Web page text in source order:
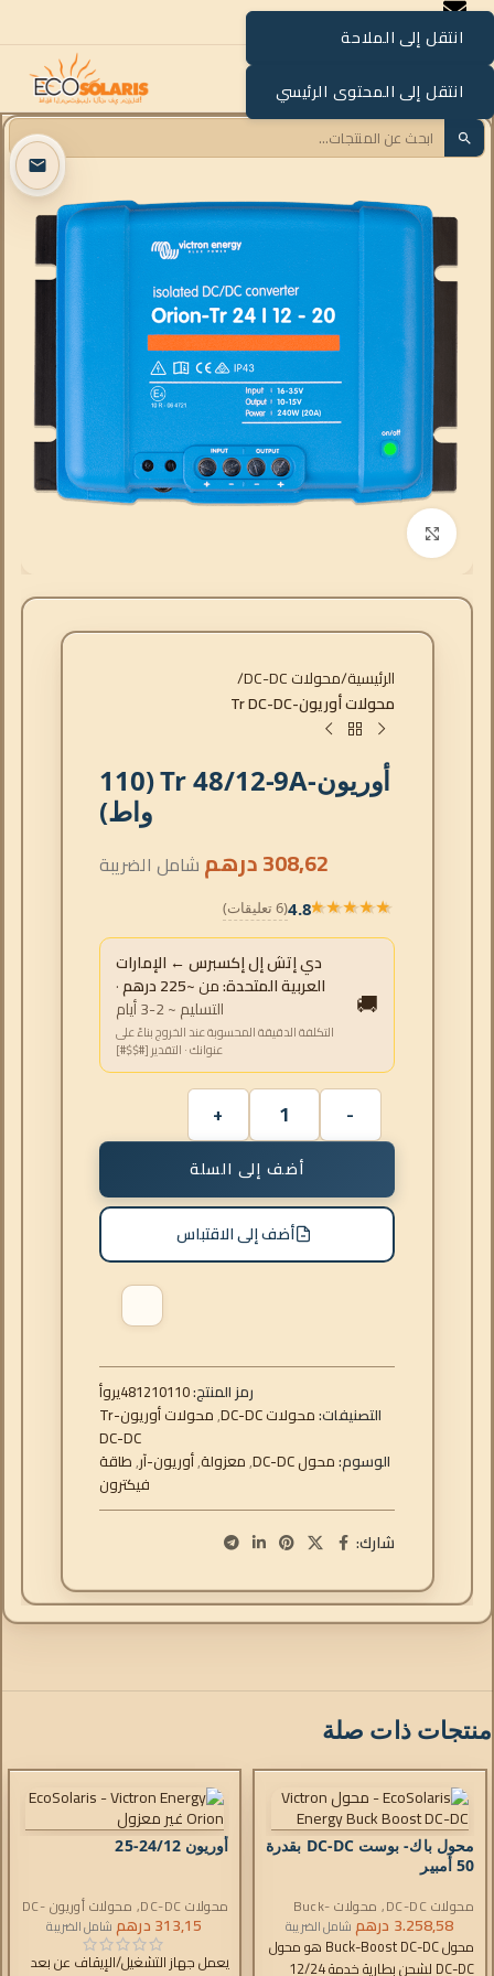
انتقل إلى الملاحة
انتقل إلى المحتوى الرئيسي
انقر للتكبير
الرئيسية محولات DC-DC
محولات أوريون-Tr DC-DC
أوريون-Tr 48/12-9A (110
واط)
308,62درهم شامل الضريبة
★★★★★
★★★★★
4.8(6 تعليقات)
🚚
دي إتش إل إكسبرس ← الإمارات
العربية المتحدة:من~225 درهم
·
التسليم ~ 2-3 أيام
التكلفة الدقيقة المحسوبة عند الخروج بناءً على
عنوانك · التقدير [#$$#]
أضف إلى السلة
أضف إلى الاقتباس
رمز المنتج: أوري481210110
التصنيفات:محولات DC-DC ,
محولات أوريون-Tr
DC-DC
الوسوم:محول DC-DC ,معزولة,أوريون-آر,طاقة
فيكترون
شارك:
منتجات ذات صلة
محول باك- بوست DC-DC بقدرة
50 أمبير
محولات DC-DC , محولات Buck-
Boost DC-DC
3.258,58 درهم شامل الضريبة
محول Buck-Boost DC-DC هو محول
DC-DC لشحن بطارية خدمة 12/24
أوريون 24/12-25
محولات DC-DC , محولات أوريون DC-
313,15درهم شامل الضريبة
يعمل جهاز التشغيل/الإيقاف عن بعد